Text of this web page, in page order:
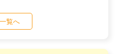
一覧へ